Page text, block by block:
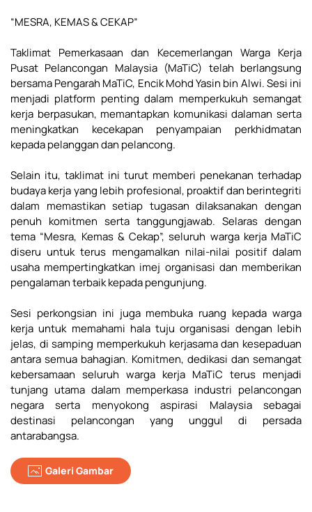
“MESRA, KEMAS & CEKAP”
Taklimat Pemerkasaan dan Kecemerlangan Warga Kerja
Pusat Pelancongan Malaysia (MaTiC) telah berlangsung
bersama Pengarah MaTiC, Encik Mohd Yasin bin Alwi. Sesi ini
menjadi platform penting dalam memperkukuh semangat
kerja berpasukan, memantapkan komunikasi dalaman serta
meningkatkan kecekapan penyampaian perkhidmatan
kepada pelanggan dan pelancong.
Selain itu, taklimat ini turut memberi penekanan terhadap
budaya kerja yang lebih profesional, proaktif dan berintegriti
dalam memastikan setiap tugasan dilaksanakan dengan
penuh komitmen serta tanggungjawab. Selaras dengan
tema “Mesra, Kemas & Cekap”, seluruh warga kerja MaTiC
diseru untuk terus mengamalkan nilai-nilai positif dalam
usaha mempertingkatkan imej organisasi dan memberikan
pengalaman terbaik kepada pengunjung.
Sesi perkongsian ini juga membuka ruang kepada warga
kerja untuk memahami hala tuju organisasi dengan lebih
jelas, di samping memperkukuh kerjasama dan kesepaduan
antara semua bahagian. Komitmen, dedikasi dan semangat
kebersamaan seluruh warga kerja MaTiC terus menjadi
tunjang utama dalam memperkasa industri pelancongan
negara serta menyokong aspirasi Malaysia sebagai
destinasi pelancongan yang unggul di persada
antarabangsa.
Galeri Gambar